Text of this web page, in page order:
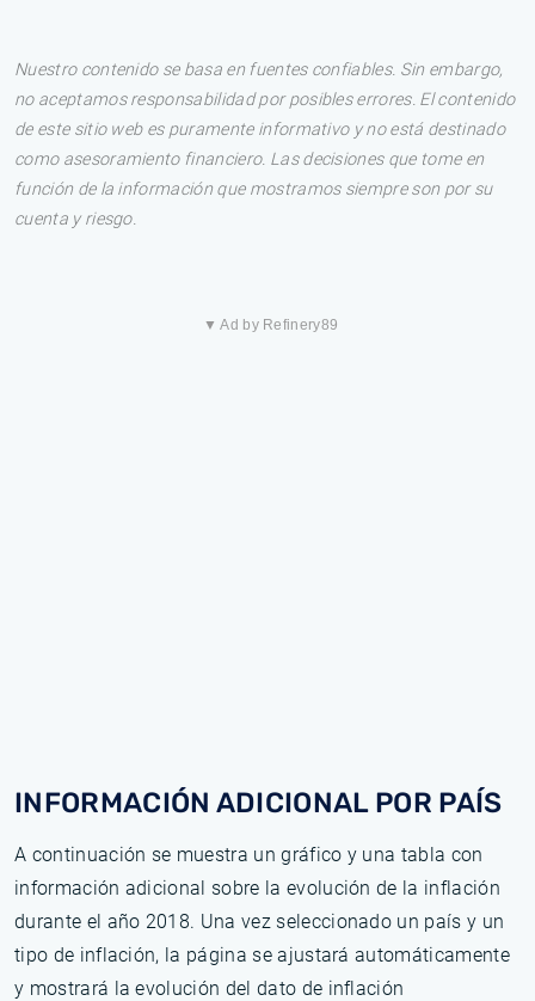
Nuestro contenido se basa en fuentes confiables. Sin embargo,
no aceptamos responsabilidad por posibles errores. El contenido
de este sitio web es puramente informativo y no está destinado
como asesoramiento financiero. Las decisiones que tome en
función de la información que mostramos siempre son por su
cuenta y riesgo.
▼ Ad by Refinery89
INFORMACIÓN ADICIONAL POR PAÍS
A continuación se muestra un gráfico y una tabla con
información adicional sobre la evolución de la inflación
durante el año 2018. Una vez seleccionado un país y un
tipo de inflación, la página se ajustará automáticamente
y mostrará la evolución del dato de inflación